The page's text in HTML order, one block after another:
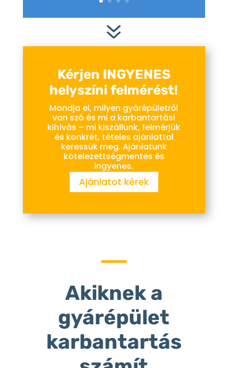
7
Kérjen INGYENES
helyszíni felmérést!
Mondja el, milyen gyárépületről
van szó és mi a karbantartási
kihívás – mi kiszállunk, felmérjük
és konkrét, tételes ajánlattal
keressük meg. Ajánlatunk
kötelezettségmentes és
ingyenes.
Ajánlatot kérek
Akiknek a
gyárépület
karbantartás